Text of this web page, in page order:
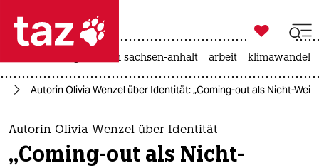
 taz zahl ich
taz zahl ich
themen
politik

taz zahl ich
landtagswahl in sachsen-anhalt arbeit klimawandel
Autorin Olivia Wenzel über Identität: „Coming-out als Nicht-
Autorin Olivia Wenzel über Identität
„Coming-out als Nicht-